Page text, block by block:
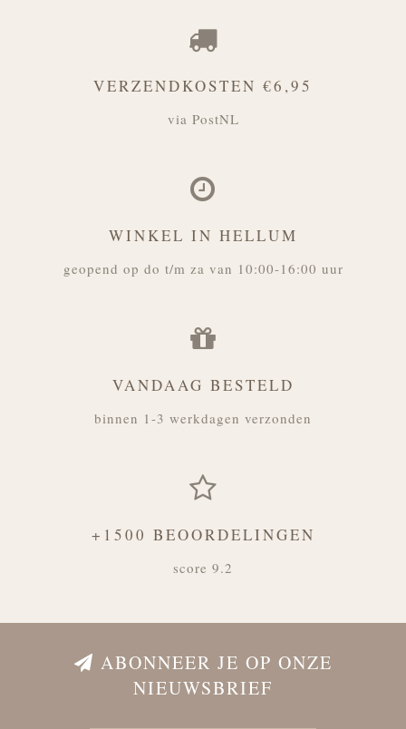
VERZENDKOSTEN €6,95
via PostNL
WINKEL IN HELLUM
geopend op do t/m za van 10:00-16:00 uur
VANDAAG BESTELD
binnen 1-3 werkdagen verzonden
+1500 BEOORDELINGEN
score 9.2
ABONNEER JE OP ONZE
NIEUWSBRIEF